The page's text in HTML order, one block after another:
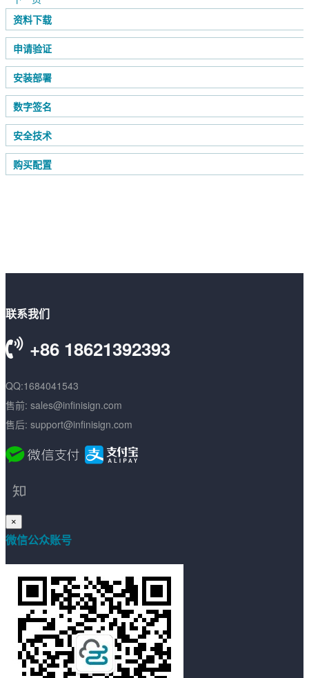
资料下载
申请验证
安装部署
数字签名
安全技术
购买配置
联系我们
+86 18621392393
QQ:1684041543
售前: sales@infinisign.com
售后: support@infinisign.com
×
微信公众账号